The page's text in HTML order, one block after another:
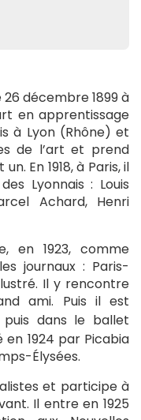
décembre 1899 à
en apprentissage
à Lyon (Rhône) et
de l’art et prend
En 1918, à Paris, il
Lyonnais : Louis
Achard, Henri
en 1923, comme
journaux : Paris-
Il y rencontre
ami. Puis il est
dans le ballet
en 1924 par Picabia
Élysées.
et participe à
Il entre en 1925